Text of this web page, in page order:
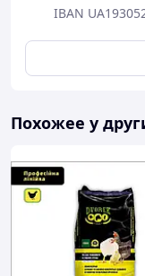
IBAN
Похожее у